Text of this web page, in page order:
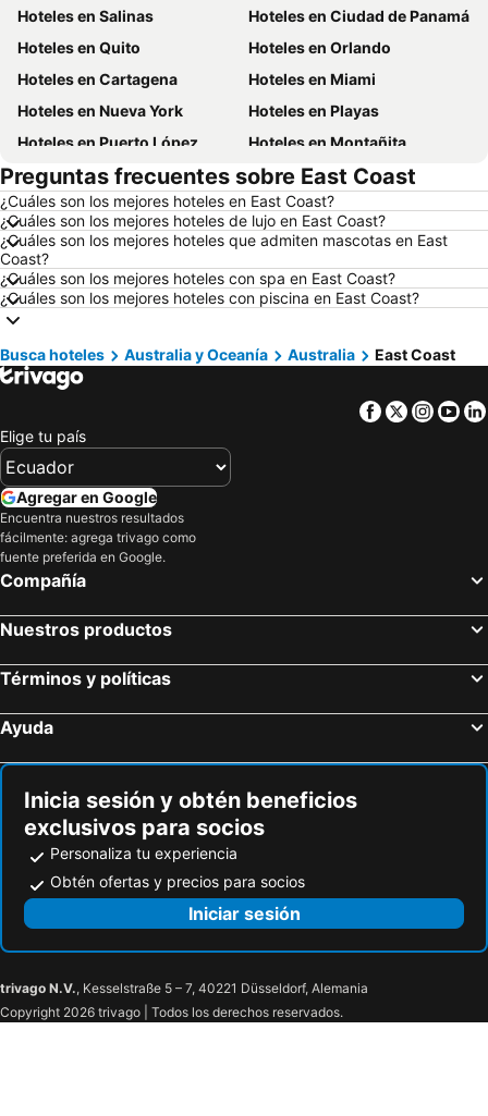
Hoteles en Salinas
Hoteles en Ciudad de Panamá
Hoteles en Quito
Hoteles en Orlando
Hoteles en Cartagena
Hoteles en Miami
Hoteles en Nueva York
Hoteles en Playas
Hoteles en Puerto López
Hoteles en Montañita
Hoteles en Zorritos
Hoteles en Madrid
Hoteles en Roma
Hoteles en Bogotá
Hoteles en Riobamba
Hoteles en París
Hoteles en Ambato
Hoteles en Ibarra
Hoteles en Loja
Hoteles en Lima
Hoteles en Panamá
Hoteles en Galápagos
Hoteles en Esmeraldas
Hoteles en Argentina
Hoteles en Puerto Rico
Hoteles en Nuevo Hampshire
Hoteles en Campania
Hoteles en Italia
Hoteles en Noruega
Hoteles en Nueva York
Preguntas frecuentes sobre East Coast
¿Cuáles son los mejores hoteles en East Coast?
¿Cuáles son los mejores hoteles de lujo en East Coast?
¿Cuáles son los mejores hoteles que admiten mascotas en East
Coast?
¿Cuáles son los mejores hoteles con spa en East Coast?
¿Cuáles son los mejores hoteles con piscina en East Coast?
Busca hoteles Australia y Oceanía Australia East Coast
Facebook
Twitter
Elige tu país
Agregar en Google
Encuentra nuestros resultados
fácilmente: agrega trivago como
fuente preferida en Google.
Compañía
Nuestros productos
Términos y políticas
Ayuda
Inicia sesión y obtén beneficios
exclusivos para socios
Personaliza tu experiencia
Obtén ofertas y precios para socios
Iniciar sesión
trivago N.V., Kesselstraße 5 – 7, 40221 Düsseldorf, Alemania
Copyright 2026 trivago | Todos los derechos reservados.